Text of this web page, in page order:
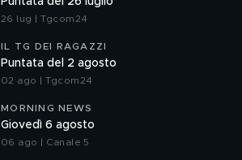
26 lug | Tgcom24
IL TG DEI RAGAZZI
Puntata del 2 agosto
02 ago | Tgcom24
MORNING NEWS
Giovedì 6 agosto
06 ago | Canale 5